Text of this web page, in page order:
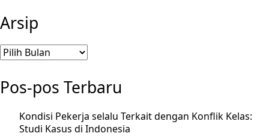
Arsip
Arsip
Pos-pos Terbaru
Kondisi Pekerja selalu Terkait dengan Konflik Kelas:
Studi Kasus di Indonesia